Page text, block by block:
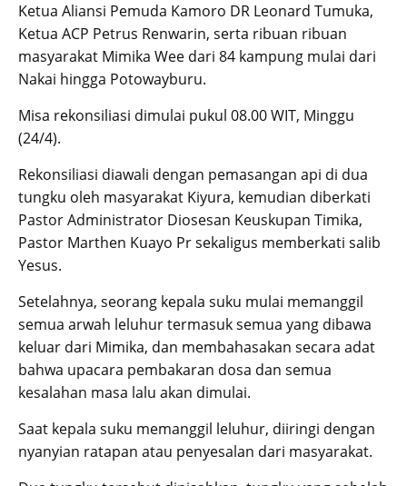
Ketua Aliansi Pemuda Kamoro DR Leonard Tumuka,
Ketua ACP Petrus Renwarin, serta ribuan ribuan
masyarakat Mimika Wee dari 84 kampung mulai dari
Nakai hingga Potowayburu.
Misa rekonsiliasi dimulai pukul 08.00 WIT, Minggu
(24/4).
Rekonsiliasi diawali dengan pemasangan api di dua
tungku oleh masyarakat Kiyura, kemudian diberkati
Pastor Administrator Diosesan Keuskupan Timika,
Pastor Marthen Kuayo Pr sekaligus memberkati salib
Yesus.
Setelahnya, seorang kepala suku mulai memanggil
semua arwah leluhur termasuk semua yang dibawa
keluar dari Mimika, dan membahasakan secara adat
bahwa upacara pembakaran dosa dan semua
kesalahan masa lalu akan dimulai.
Saat kepala suku memanggil leluhur, diiringi dengan
nyanyian ratapan atau penyesalan dari masyarakat.